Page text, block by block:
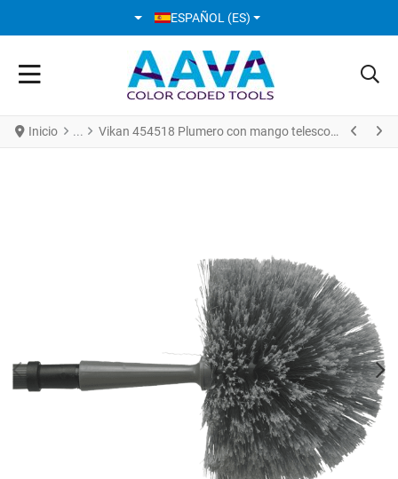
SELECCIONE SU IDIOMA
ESPAÑOL (ES)
Inicio Vikan 454518 Plumero con mango telescopico 1070 - 1730 mm Ø22 mm Gris
PREV